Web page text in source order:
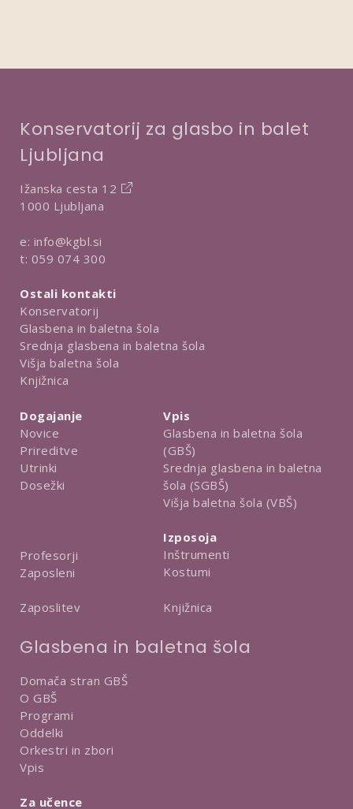
Konservatorij za glasbo in balet
Ljubljana
Ižanska cesta 12
1000 Ljubljana
e: info@kgbl.si
t: 059 074 300
Ostali kontakti
Konservatorij
Glasbena in baletna šola
Srednja glasbena in baletna šola
Višja baletna šola
Knjižnica
Dogajanje
Novice
Prireditve
Utrinki
Dosežki
Profesorji
Zaposleni
Zaposlitev
Vpis
Glasbena in baletna šola
(GBŠ)
Srednja glasbena in baletna
šola (SGBŠ)
Višja baletna šola (VBŠ)
Izposoja
Inštrumenti
Kostumi
Knjižnica
Glasbena in baletna šola
Domača stran GBŠ
O GBŠ
Programi
Oddelki
Orkestri in zbori
Vpis
Za učence